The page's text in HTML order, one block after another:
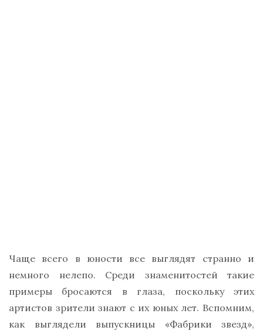
Чаще всего в юности все выглядят странно и
немного нелепо. Среди знаменитостей такие
примеры бросаются в глаза, поскольку этих
артистов зрители знают с их юных лет. Вспомним,
как выглядели выпускницы «Фабрики звезд»,